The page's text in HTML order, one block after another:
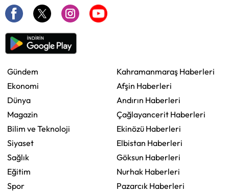
Gündem
Ekonomi
Dünya
Magazin
Bilim ve Teknoloji
Siyaset
Sağlık
Eğitim
Spor
Kahramanmaraş Haberleri
Afşin Haberleri
Andırın Haberleri
Çağlayancerit Haberleri
Ekinözü Haberleri
Elbistan Haberleri
Göksun Haberleri
Nurhak Haberleri
Pazarcık Haberleri